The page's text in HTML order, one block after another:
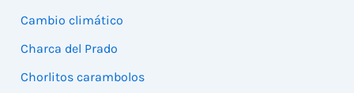
Cambio climático
Charca del Prado
Chorlitos carambolos